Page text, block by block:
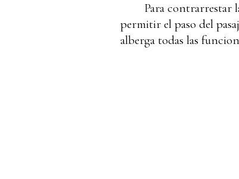
Para contrarrestar
permitir el paso del
alberga todas las